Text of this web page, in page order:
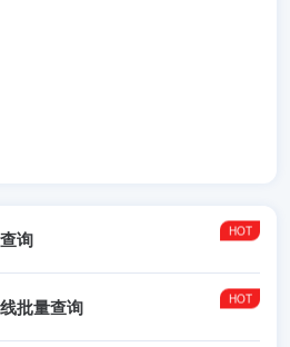
询
批量查询